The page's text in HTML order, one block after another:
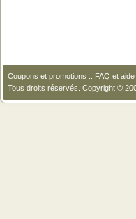
Coupons et promotions :: FAQ et aide
Tous droits réservés. Copyright ©